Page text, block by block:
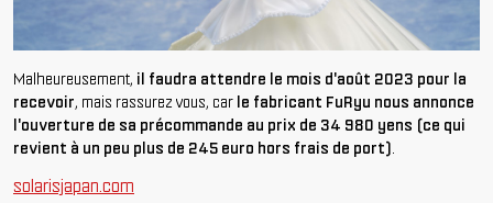
Malheureusement, il faudra attendre le mois d'août 2023 pour la
recevoir, mais rassurez vous, car le fabricant FuRyu nous annonce
l'ouverture de sa précommande au prix de 34 980 yens (ce qui
revient à un peu plus de 245 euro hors frais de port).
solarisjapan.com